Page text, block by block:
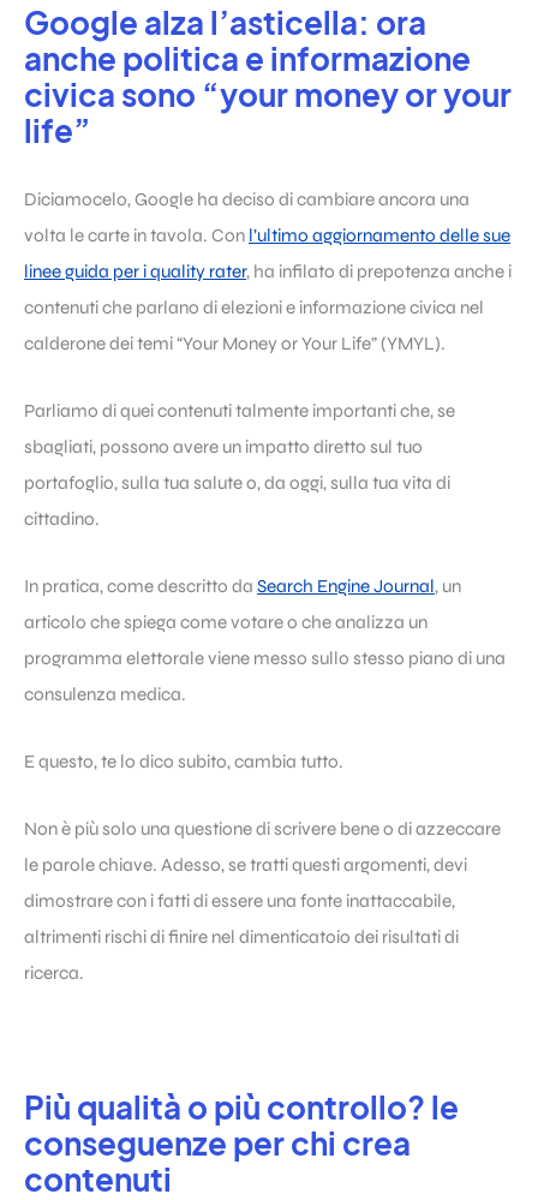
Google alza l’asticella: ora
anche politica e informazione
civica sono “your money or your
life”
Diciamocelo, Google ha deciso di cambiare ancora una
volta le carte in tavola. Con l’ultimo aggiornamento delle sue
linee guida per i quality rater, ha infilato di prepotenza anche i
contenuti che parlano di elezioni e informazione civica nel
calderone dei temi “Your Money or Your Life” (YMYL).
Parliamo di quei contenuti talmente importanti che, se
sbagliati, possono avere un impatto diretto sul tuo
portafoglio, sulla tua salute o, da oggi, sulla tua vita di
cittadino.
In pratica, come descritto da Search Engine Journal, un
articolo che spiega come votare o che analizza un
programma elettorale viene messo sullo stesso piano di una
consulenza medica.
E questo, te lo dico subito, cambia tutto.
Non è più solo una questione di scrivere bene o di azzeccare
le parole chiave. Adesso, se tratti questi argomenti, devi
dimostrare con i fatti di essere una fonte inattaccabile,
altrimenti rischi di finire nel dimenticatoio dei risultati di
ricerca.
Più qualità o più controllo? le
conseguenze per chi crea
contenuti